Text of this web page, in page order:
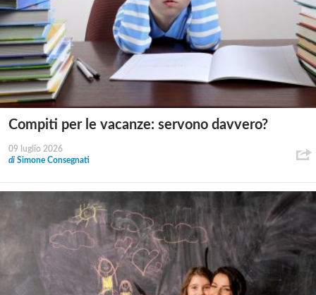
Compiti per le vacanze: servono davvero?
09 luglio 2026
di Simone Consegnati